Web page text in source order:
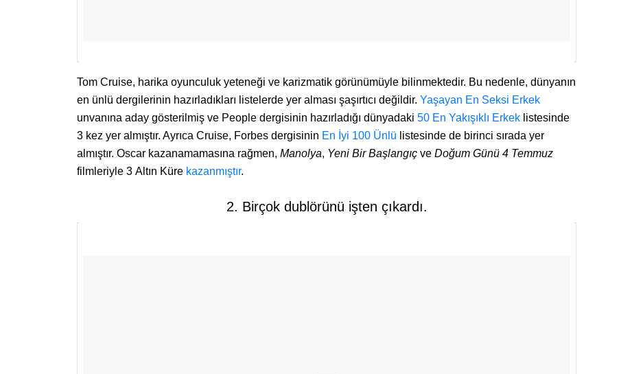
Tom Cruise, harika oyunculuk yeteneği ve karizmatik görünümüyle bilinmektedir. Bu nedenle, dünyanın
en ünlü dergilerinin hazırladıkları listelerde yer alması şaşırtıcı değildir. Yaşayan En Seksi Erkek
unvanına aday gösterilmiş ve People dergisinin hazırladığı dünyadaki 50 En Yakışıklı Erkek listesinde
3 kez yer almıştır. Ayrıca Cruise, Forbes dergisinin En İyi 100 Ünlü listesinde de birinci sırada yer
almıştır. Oscar kazanamamasına rağmen, Manolya, Yeni Bir Başlangıç ve Doğum Günü 4 Temmuz
filmleriyle 3 Altın Küre kazanmıştır.
2. Birçok dublörünü işten çıkardı.